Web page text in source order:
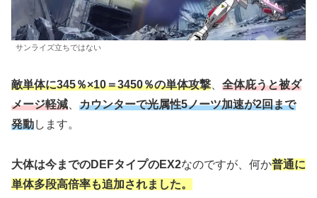
サンライズ立ちではない
敵単体に345％×10＝3450％の単体攻撃
全体庇うと被ダ
メージ軽減
カウンターで光属性5ノーツ加速が2回まで
発動します。
大体は今までのDEFタイプのEX2なのですが、何か普通に
単体多段高倍率も追加されました。